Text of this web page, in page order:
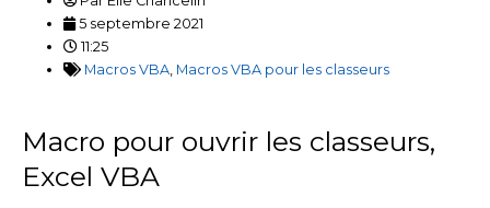
5 septembre 2021
11:25
Macros VBA, Macros VBA pour les classeurs
Macro pour ouvrir les classeurs,
Excel VBA